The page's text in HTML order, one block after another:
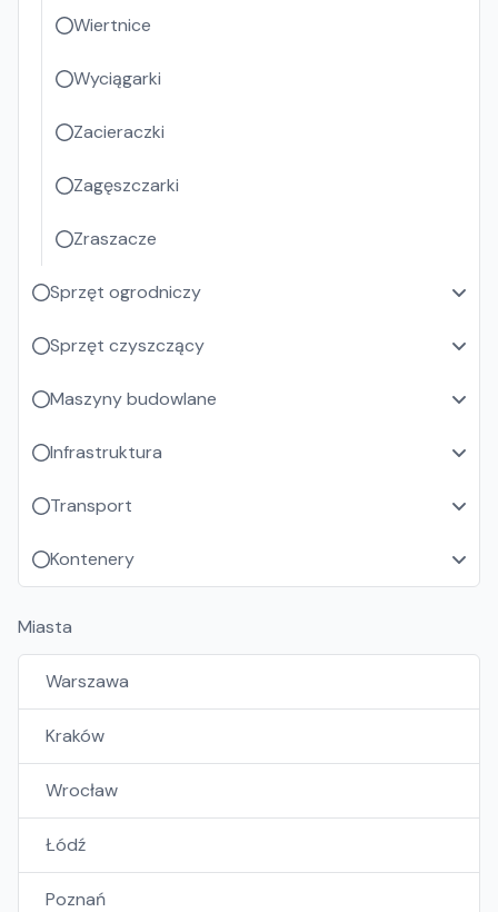
Wiertnice
Wyciągarki
Zacieraczki
Zagęszczarki
Zraszacze
Sprzęt ogrodniczy
Sprzęt czyszczący
Maszyny budowlane
Infrastruktura
Transport
Kontenery
Miasta
Warszawa
Kraków
Wrocław
Łódź
Poznań